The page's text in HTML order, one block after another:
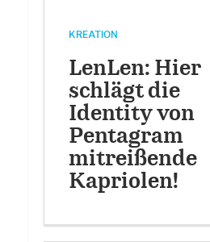
KREATION
LenLen: Hier
schlägt die
Identity von
Pentagram
mitreißende
Kapriolen!